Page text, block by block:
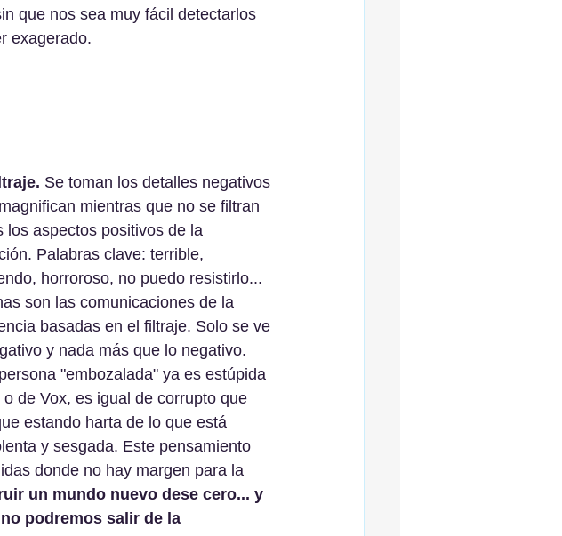
que nos sea muy fácil detectarlos
exagerado.
Se toman los detalles negativos
mientras que no se filtran
los aspectos positivos de la
Palabras clave: terrible,
horroroso, no puedo resistirlo...
son las comunicaciones de la
basadas en el filtraje. Solo se ve
y nada más que lo negativo.
"embozalada" ya es estúpida
de Vox, es igual de corrupto que
estando harta de lo que está
y sesgada. Este pensamiento
donde no hay margen para la
un mundo nuevo dese cero... y
podremos salir de la